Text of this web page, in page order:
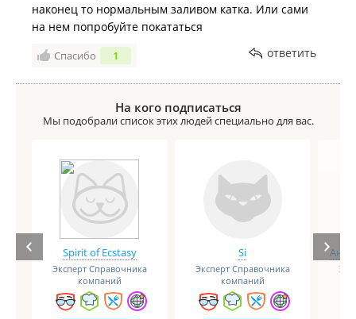
наконец то нормальным заливом катка. Или сами
на нем попробуйте покататься
Спасибо 1 ответить
На кого подписаться
Мы подобрали список этих людей специально для вас.
Spirit of Ecstasy
Эксперт Справочника
компаний
Si
Эксперт Справочника
компаний